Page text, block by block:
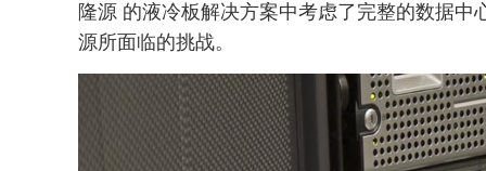
隆源 的液冷板解决方案中考虑了完整的数据
源所面临的挑战。